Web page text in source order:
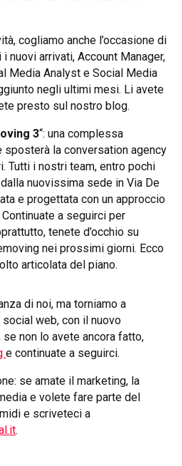
cogliamo anche l’occasione di
nuovi arrivati, Account Manager,
Media Analyst e Social Media
negli ultimi mesi. Li avete
presto sul nostro blog.
3“: una complessa
la conversation agency
Tutti i nostri team, entro pochi
nuovissima sede in Via De
e progettata con un approccio
a seguirci per
tenete d’occhio su
nei prossimi giorni. Ecco
articolata del piano.
di noi, ma torniamo a
web, con il nuovo
non lo avete ancora fatto,
e continuate a seguirci.
se amate il marketing, la
e volete fare parte del
e scriveteci a
.